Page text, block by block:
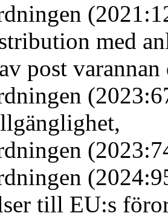
med
post varannan
till EU:s